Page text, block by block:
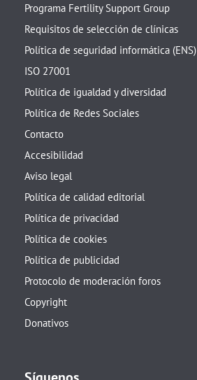
Programa Fertility Support Group
Requisitos de selección de clínicas
Política de seguridad informática (ENS)
ISO 27001
Política de igualdad y diversidad
Política de Redes Sociales
Contacto
Accesibilidad
Aviso legal
Política de calidad editorial
Política de privacidad
Política de cookies
Política de publicidad
Protocolo de moderación foros
Copyright
Donativos